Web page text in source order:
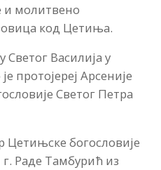
и молитвено
код Цетиња.
Светог Василија у
протојереј Арсеније
Светог Петра
Цетињске богословије
Раде Тамбурић из